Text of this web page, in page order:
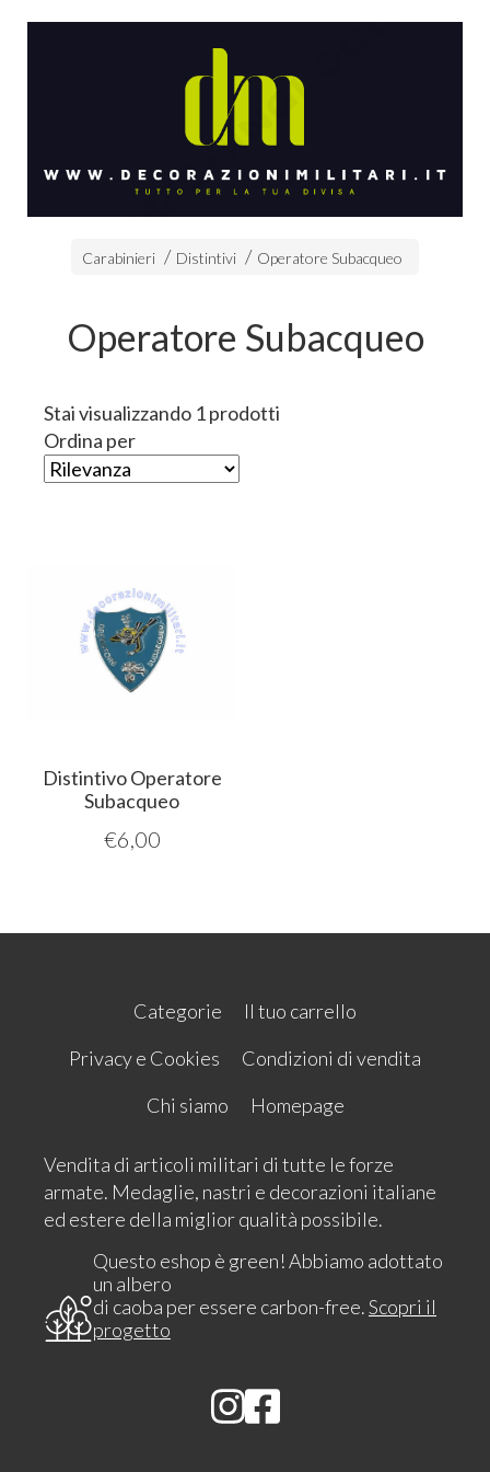
Carabinieri Distintivi Operatore Subacqueo
Operatore Subacqueo
Stai visualizzando 1 prodotti
Ordina per
Distintivo Operatore
Subacqueo
€6,00
Categorie
Il tuo carrello
Privacy e Cookies
Condizioni di vendita
Chi siamo
Homepage
Vendita di articoli militari di tutte le forze
armate. Medaglie, nastri e decorazioni italiane
ed estere della miglior qualità possibile.
Questo eshop è green! Abbiamo adottato
un albero
di caoba per essere carbon-free.Scopri il
progetto